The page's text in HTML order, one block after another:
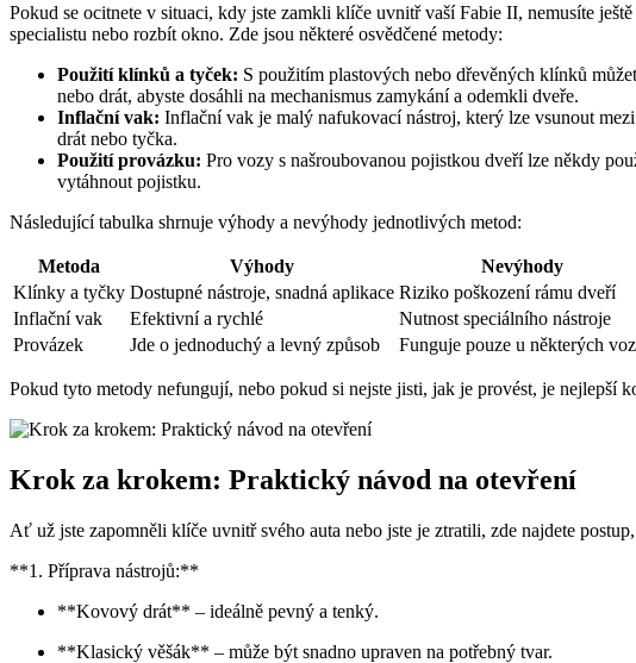
Pokud se ocitnete v situaci, kdy jste zamkli klíče uvnitř vaší Fabie II, nemusíte
specialistu nebo rozbít okno. Zde jsou některé osvědčené metody:
Použití klínků a tyček: S použitím plastových nebo dřevěných klínků
nebo drát, abyste dosáhli na mechanismus zamykání a odemkli dveře.
Inflační vak: Inflační vak je malý nafukovací nástroj, který lze vsunout
drát nebo tyčka.
Použití provázku: Pro vozy s našroubovanou pojistkou dveří lze někdy
vytáhnout pojistku.
Následující tabulka shrnuje výhody a nevýhody jednotlivých metod:
Metoda Výhody
Nevýhody
Klínky a tyčky Dostupné nástroje, snadná aplikace Riziko poškození rámu dveří
Inflační vak
Efektivní a rychlé
Nutnost speciálního nástroje
Provázek
Jde o jednoduchý a levný způsob Funguje pouze u některých
Pokud tyto metody nefungují, nebo pokud si nejste jisti, jak je provést, je nejlepší
Krok za krokem: Praktický návod na otevření
Ať už jste zapomněli klíče uvnitř svého auta nebo jste je ztratili, zde najdete
**1. Příprava nástrojů:**
**Kovový drát** – ideálně pevný a tenký.
**Klasický věšák** – může být snadno upraven na potřebný tvar.